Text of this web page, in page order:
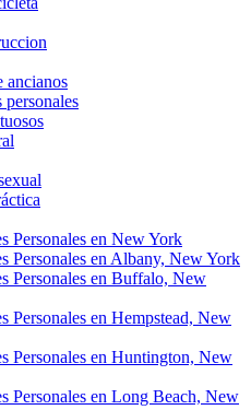
ancianos
personales
Personales en New York
Personales en Albany, New York
Personales en Buffalo, New
Personales en Hempstead, New
Personales en Huntington, New
Personales en Long Beach, New